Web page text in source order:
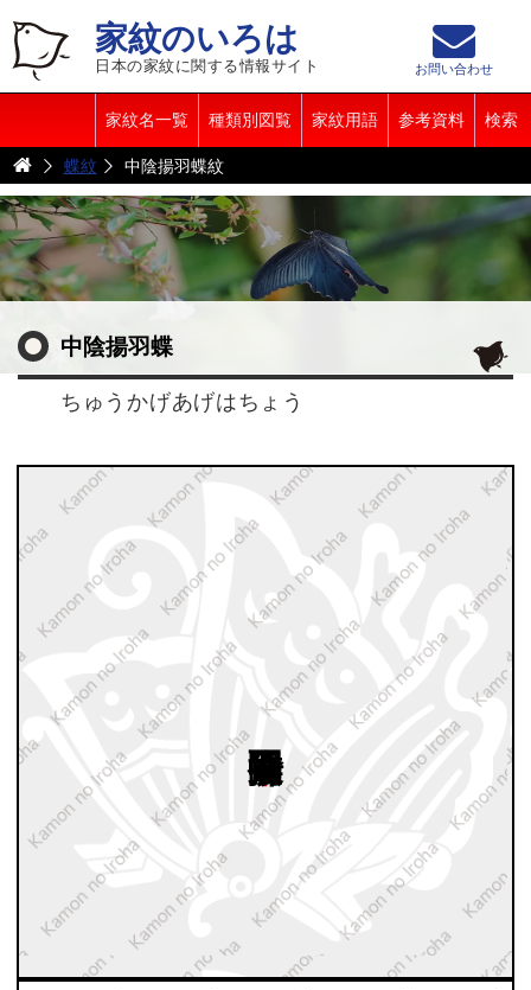
家紋のいろは
日本の家紋に関する情報サイト
家紋名一覧 種類別図覧 家紋用語 参考資料 検索
お問い合わせ
蝶紋 中陰揚羽蝶紋
中陰揚羽蝶
ちゅうかげあげはちょう